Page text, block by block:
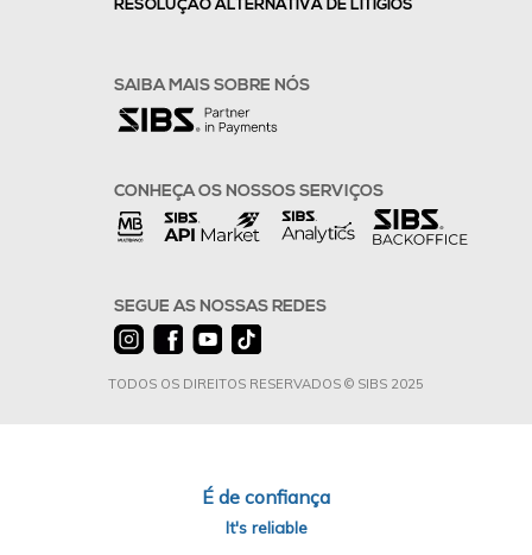
RESOLUÇÃO ALTERNATIVA DE LITÍGIOS
SAIBA MAIS SOBRE NÓS
CONHEÇA OS NOSSOS SERVIÇOS
SEGUE AS NOSSAS REDES
TODOS OS DIREITOS RESERVADOS © SIBS 2025
É de confiança
It's reliable